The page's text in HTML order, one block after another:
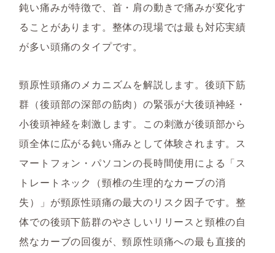
鈍い痛みが特徴で、首・肩の動きで痛みが変化す
ることがあります。整体の現場では最も対応実績
が多い頭痛のタイプです。
頸原性頭痛のメカニズムを解説します。後頭下筋
群（後頭部の深部の筋肉）の緊張が大後頭神経・
小後頭神経を刺激します。この刺激が後頭部から
頭全体に広がる鈍い痛みとして体験されます。ス
マートフォン・パソコンの長時間使用による「ス
トレートネック（頸椎の生理的なカーブの消
失）」が頸原性頭痛の最大のリスク因子です。整
体での後頭下筋群のやさしいリリースと頸椎の自
然なカーブの回復が、頸原性頭痛への最も直接的